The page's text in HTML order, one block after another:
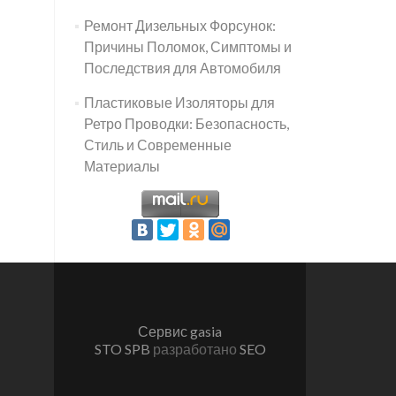
Ремонт Дизельных Форсунок:
Причины Поломок, Симптомы и
Последствия для Автомобиля
Пластиковые Изоляторы для
Ретро Проводки: Безопасность,
Стиль и Современные
Материалы
Сервис gasia
STO SPB разработано SEO